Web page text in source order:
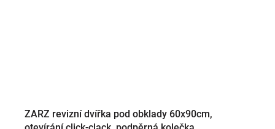
ZARZ revizní dvířka pod obklady 60x90cm,